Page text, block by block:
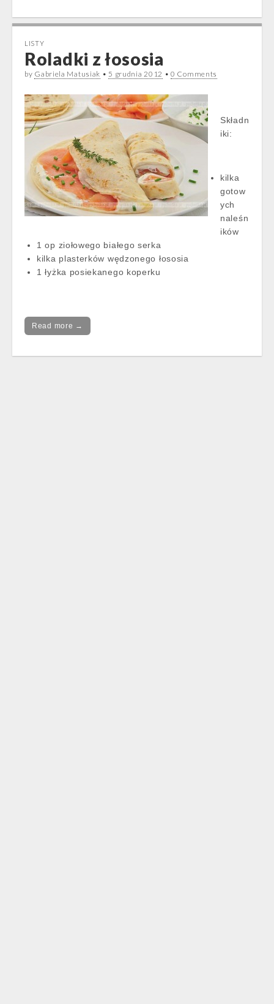
LISTY
Roladki z łososia
by Gabriela Matusiak • 5 grudnia 2012 •0 Comments
Składn
iki:
kilka
gotow
ych
naleśn
ików
1 op ziołowego białego serka
kilka plasterków wędzonego łososia
1 łyżka posiekanego koperku
Read more →